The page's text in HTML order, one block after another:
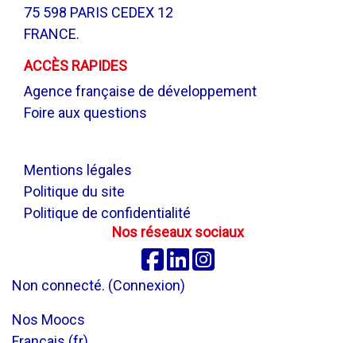
75 598 PARIS CEDEX 12
FRANCE.
ACCÈS RAPIDES
Agence française de développement
Foire aux questions
Mentions légales
Politique du site
Politique de confidentialité
Nos réseaux sociaux
Facebook
Linkedin
Non connecté. (Connexion)
Nos Moocs